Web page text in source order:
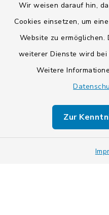
Wir weisen darauf hin,
Cookies einsetzen, um
Website zu ermöglichen.
weiterer Dienste wird
Weitere
Zur